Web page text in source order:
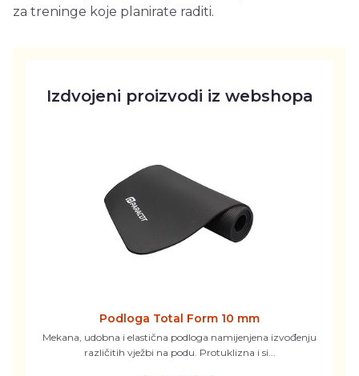
za treninge koje planirate raditi.
Izdvojeni proizvodi iz webshopa
Podloga Total Form 10 mm
Mekana, udobna i elastična podloga namijenjena izvođenju
različitih vježbi na podu. Protuklizna i si...